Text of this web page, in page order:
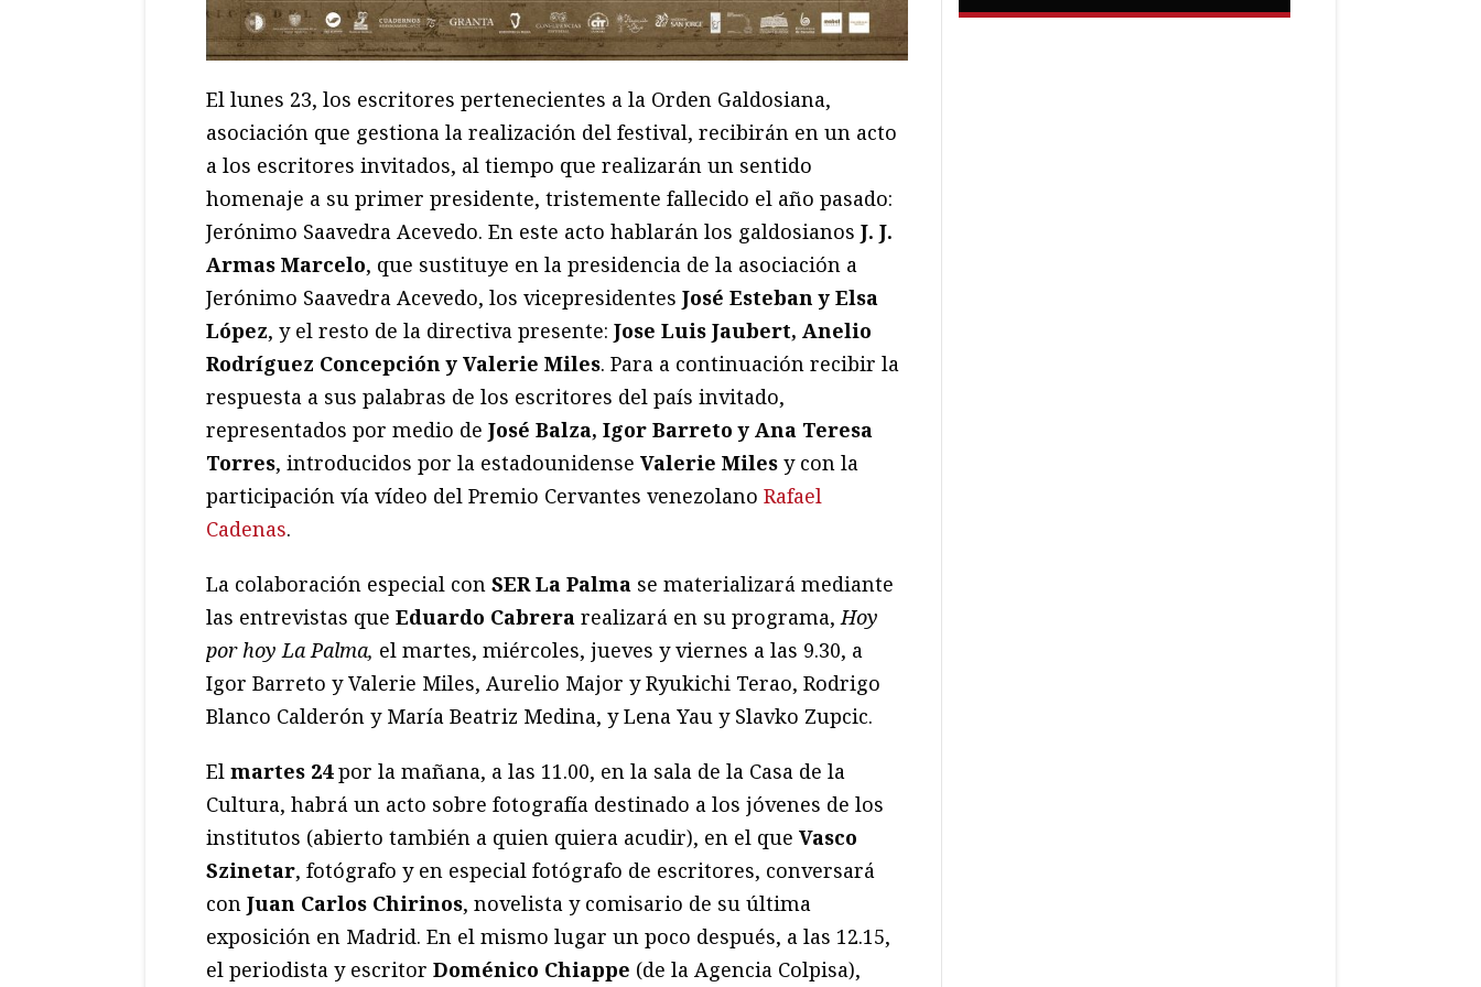
El lunes 23, los escritores pertenecientes a la Orden Galdosiana,
asociación que gestiona la realización del festival, recibirán en un acto
a los escritores invitados, al tiempo que realizarán un sentido
homenaje a su primer presidente, tristemente fallecido el año pasado:
Jerónimo Saavedra Acevedo. En este acto hablarán los galdosianos J. J.
Armas Marcelo, que sustituye en la presidencia de la asociación a
Jerónimo Saavedra Acevedo, los vicepresidentes José Esteban y Elsa
López, y el resto de la directiva presente: Jose Luis Jaubert, Anelio
Rodríguez Concepción y Valerie Miles. Para a continuación recibir la
respuesta a sus palabras de los escritores del país invitado,
representados por medio de José Balza, Igor Barreto y Ana Teresa
Torres, introducidos por la estadounidense Valerie Miles y con la
participación vía vídeo del Premio Cervantes venezolano Rafael
Cadenas.
La colaboración especial con SER La Palma se materializará mediante
las entrevistas que Eduardo Cabrera realizará en su programa,Hoy
por hoy La Palma, el martes, miércoles, jueves y viernes a las 9.30, a
Igor Barreto y Valerie Miles, Aurelio Major y Ryukichi Terao, Rodrigo
Blanco Calderón y María Beatriz Medina, y Lena Yau y Slavko Zupcic.
El martes 24por la mañana, a las 11.00, en la sala de la Casa de la
Cultura, habrá un acto sobre fotografía destinado a los jóvenes de los
institutos (abierto también a quien quiera acudir), en el que Vasco
Szinetar, fotógrafo y en especial fotógrafo de escritores, conversará
con Juan Carlos Chirinos, novelista y comisario de su última
exposición en Madrid. En el mismo lugar un poco después, a las 12.15,
el periodista y escritor Doménico Chiappe (de la Agencia Colpisa),